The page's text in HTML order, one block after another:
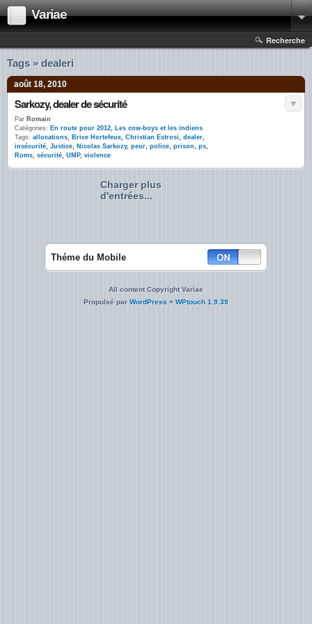
Variae
Recherche
Tags » dealeri
août 18, 2010
Sarkozy, dealer de sécurité
Par Romain
Catégories: En route pour 2012, Les cow-boys et les indiens
Tags: allocations, Brice Hortefeux, Christian Estrosi, dealer,
insécurité, Justice, Nicolas Sarkozy, peur, police, prison, ps,
Roms, sécurité, UMP, violence
Charger plus
d'entrées...
Théme du Mobile
All content Copyright Variae
Propulsé parWordPress + WPtouch 1.9.39